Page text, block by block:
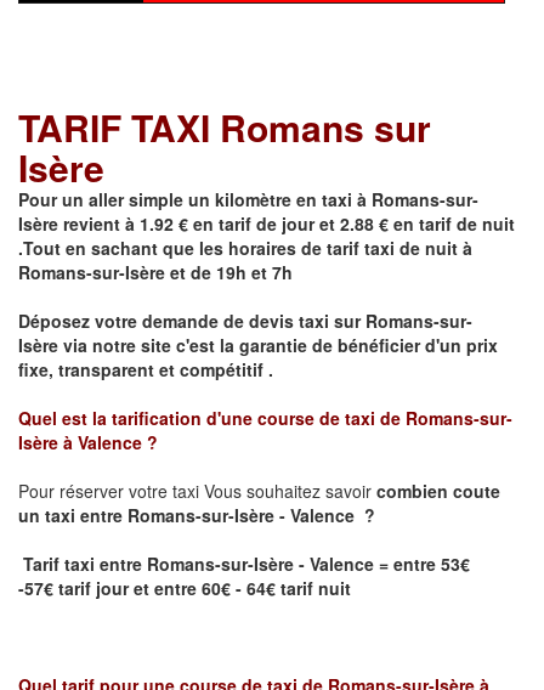
TARIF TAXI Romans sur
Isère
Pour un aller simple un kilomètre en taxi à Romans-sur-
Isère revient à 1.92 € en tarif de jour et 2.88 € en tarif de nuit
.Tout en sachant que les horaires de tarif taxi de nuit à
Romans-sur-Isère et de 19h et 7h
Déposez votre demande de devis taxi sur Romans-sur-
Isère via notre site c'est la garantie de bénéficier d'un prix
fixe, transparent et compétitif .
Quel est la tarification d'une course de taxi de Romans-sur-
Isère à Valence ?
Pour réserver votre taxi Vous souhaitez savoir combien coute
un taxi entre Romans-sur-Isère - Valence ?
Tarif taxi entre Romans-sur-Isère - Valence = entre 53€
-57€ tarif jour et entre 60€ - 64€ tarif nuit